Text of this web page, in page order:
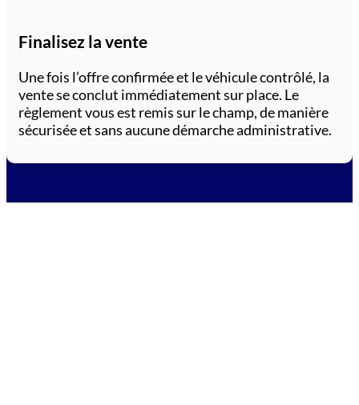
Finalisez la vente
Une fois l’offre confirmée et le véhicule contrôlé, la
vente se conclut immédiatement sur place. Le
règlement vous est remis sur le champ, de manière
sécurisée et sans aucune démarche administrative.